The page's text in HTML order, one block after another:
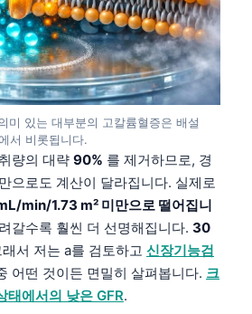
미 있는 대부분의 고칼륨혈증은 배설
서 비롯됩니다.
량의 대략 90% 를 제거하므로, 경
으로도 계산이 달라집니다. 실제로
min/1.73 m² 미만으로 떨어집니
갈수록 훨씬 더 선명해집니다. 30
래서 저는 a를 검토하고 신장기능검
어떤 것이든 면밀히 살펴봅니다. 크
태에서의 낮은 GFR.